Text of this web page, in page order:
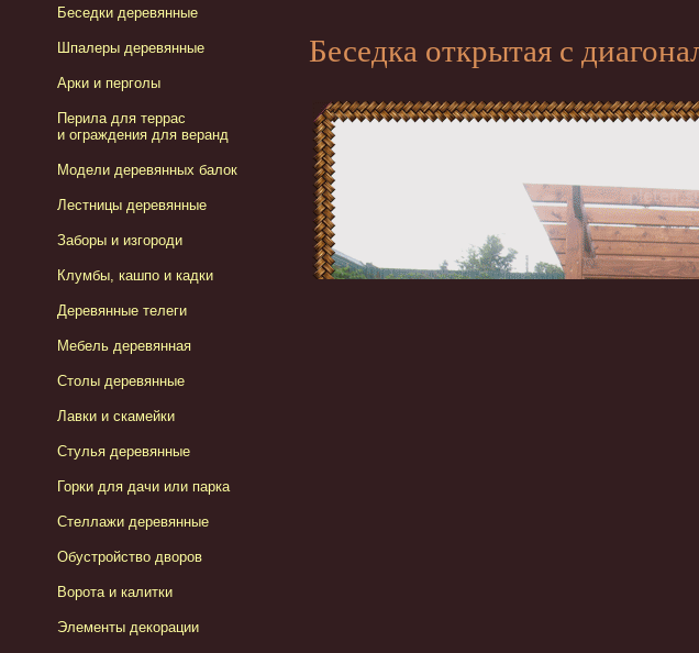
Беседки деревянные
Шпалеры деревянные
Арки и перголы
Перила для террас
и ограждения для веранд
Модели деревянных балок
Лестницы деревянные
Заборы и изгороди
Клумбы, кашпо и кадки
Деревянные телеги
Мебель деревянная
Столы деревянные
Лавки и скамейки
Стулья деревянные
Горки для дачи или парка
Стеллажи деревянные
Обустройство дворов
Ворота и калитки
Элементы декорации
Беседка открытая с